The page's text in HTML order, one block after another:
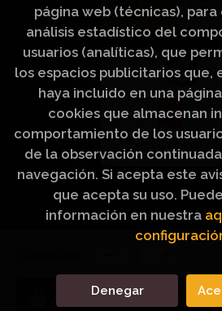
Añadir a mi cesta
Artículos Religiosos
página web (técnicas),
análisis estadístico del
usuarios (analíticas), que
los espacios publicitarios que,
haya incluido en una
cookies que almacenan
comportamiento de los
de la observación
navegación. Si acepta este
que acepta su uso.
información en nuestra
Denegar